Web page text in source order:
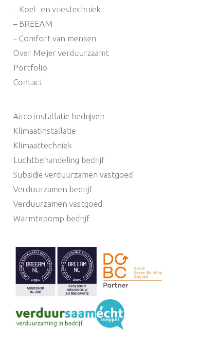
– Koel- en vriestechniek
– BREEAM
– Comfort van mensen
Over Meijer verduurzaamt
Portfolio
Contact
Airco installatie bedrijven
Klimaatinstallatie
Klimaattechniek
Luchtbehandeling bedrijf
Subsidie verduurzamen vastgoed
Verduurzamen bedrijf
Verduurzamen vastgoed
Warmtepomp bedrijf